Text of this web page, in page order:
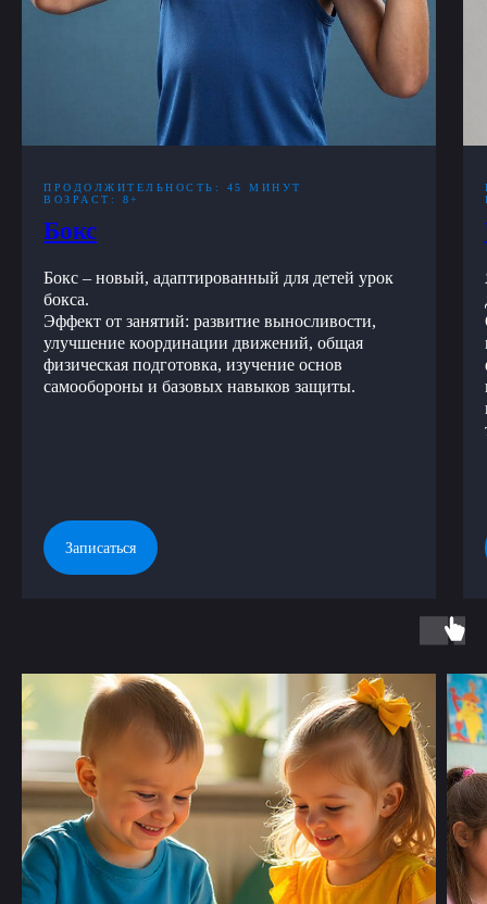
ПРОДОЛЖИТЕЛЬНОСТЬ: 45 МИНУТ
ВОЗРАСТ: 8+
Бокс
Бокс – новый, адаптированный для детей урок
бокса.
Эффект от занятий: развитие выносливости,
улучшение координации движений, общая
физическая подготовка, изучение основ
самообороны и базовых навыков защиты.
Записаться